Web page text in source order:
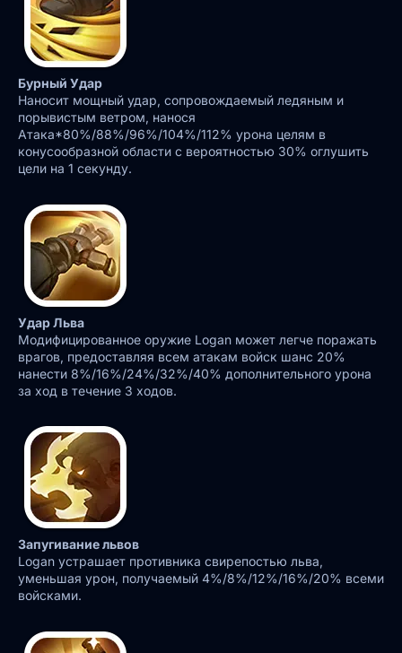
Бурный Удар
Наносит мощный удар, сопровождаемый ледяным и
порывистым ветром, нанося
Атака*80%/88%/96%/104%/112% урона целям в
конусообразной области с вероятностью 30% оглушить
цели на 1 секунду.
Удар Льва
Модифицированное оружие Logan может легче поражать
врагов, предоставляя всем атакам войск шанс 20%
нанести 8%/16%/24%/32%/40% дополнительного урона
за ход в течение 3 ходов.
Запугивание львов
Logan устрашает противника свирепостью льва,
уменьшая урон, получаемый 4%/8%/12%/16%/20% всеми
войсками.